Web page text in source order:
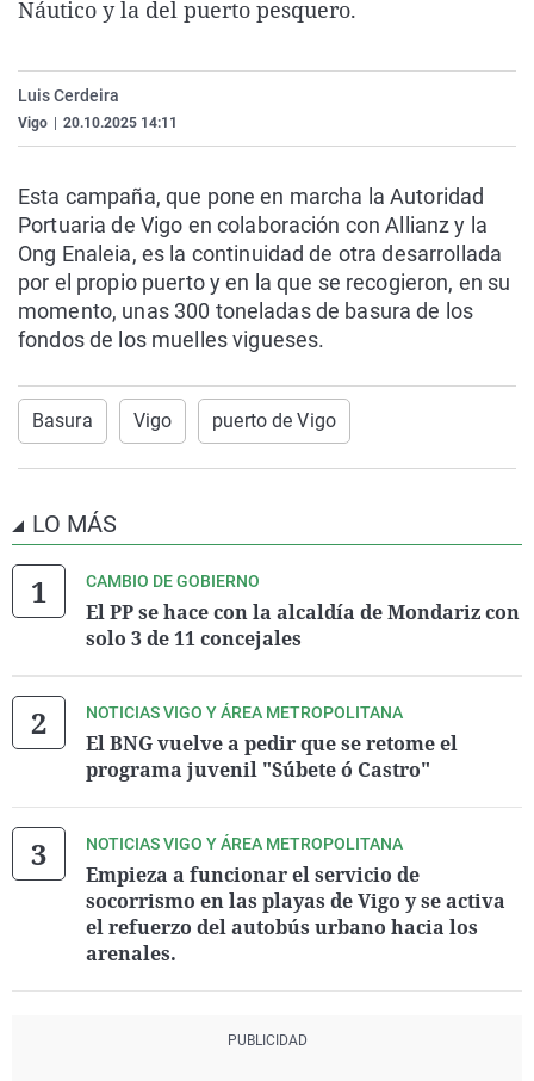
La rosa de los vientos
Caso
Operación Viuda
Extremadura
Navarra
País Vasco
Virales
Náutico y la del puerto pesquero.
Luis Cerdeira
Vigo 20.10.2025 14:11
Esta campaña, que pone en marcha la Autoridad
Portuaria de Vigo en colaboración con Allianz y la
Ong Enaleia, es la continuidad de otra desarrollada
por el propio puerto y en la que se recogieron, en su
momento, unas 300 toneladas de basura de los
fondos de los muelles vigueses.
Basura Vigo puerto de Vigo
LO MÁS
CAMBIO DE GOBIERNO
El PP se hace con la alcaldía de Mondariz con
solo 3 de 11 concejales
NOTICIAS VIGO Y ÁREA METROPOLITANA
El BNG vuelve a pedir que se retome el
programa juvenil "Súbete ó Castro"
NOTICIAS VIGO Y ÁREA METROPOLITANA
Empieza a funcionar el servicio de
socorrismo en las playas de Vigo y se activa
el refuerzo del autobús urbano hacia los
arenales.